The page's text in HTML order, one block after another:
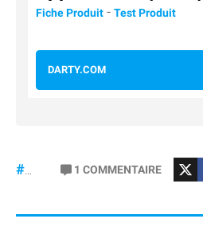
Fiche Produit - Test Produit
DARTY.COM
#Football #liga
1 COMMENTAIRE